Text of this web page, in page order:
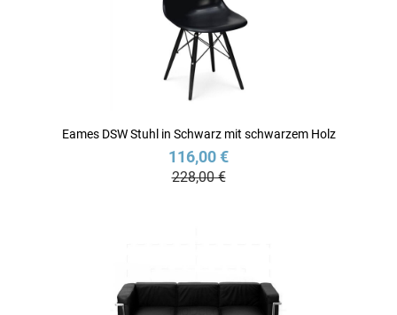
Eames DSW Stuhl in Schwarz mit schwarzem Holz
116,00 €
228,00 €